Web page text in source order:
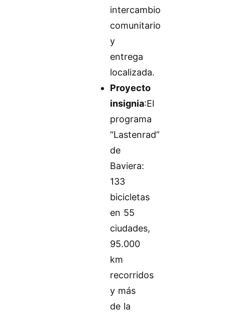
intercambio
comunitario
y
entrega
localizada.
Proyecto
insignia:El
programa
“Lastenrad”
de
Baviera:
133
bicicletas
en 55
ciudades,
95.000
km
recorridos
y más
de la